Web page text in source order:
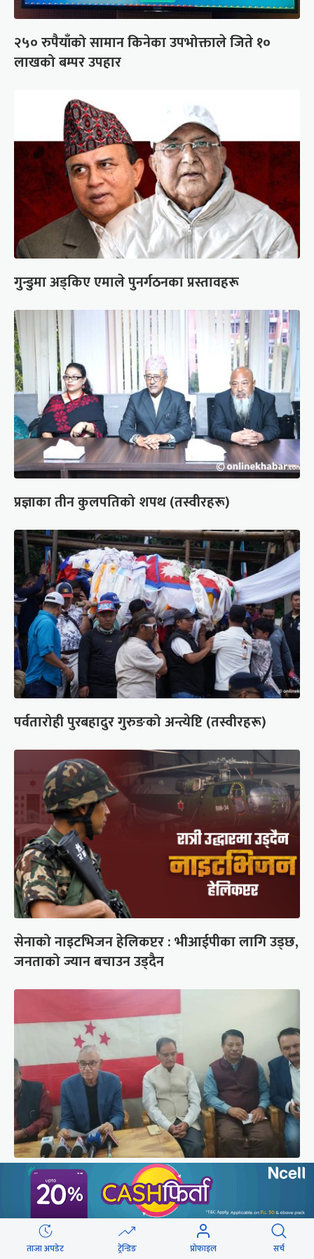
२५० रुपैयाँको सामान किनेका उपभोक्ताले जिते १०
लाखको बम्पर उपहार
गुन्डुमा अड्किए एमाले पुनर्गठनका प्रस्तावहरू
प्रज्ञाका तीन कुलपतिको शपथ (तस्वीरहरू)
पर्वतारोही पुरबहादुर गुरुङको अन्त्येष्टि (तस्वीरहरू)
सेनाको नाइटभिजन हेलिकप्टर : भीआईपीका लागि उड्छ,
जनताको ज्यान बचाउन उड्दैन
कांग्रेस संस्थापन इतर समूहको राष्ट्रिय भेलालाई देउवाले
सम्बोधन गर्ने
ताजा अपडेट ट्रेन्डिङ प्रोफाइल सर्च